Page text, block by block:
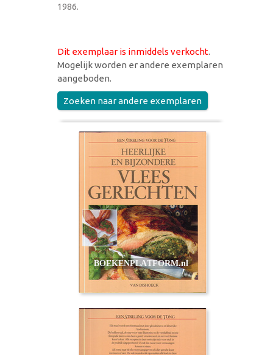
1986.
Dit exemplaar is inmiddels verkocht.
Mogelijk worden er andere exemplaren
aangeboden.
Zoeken naar andere exemplaren